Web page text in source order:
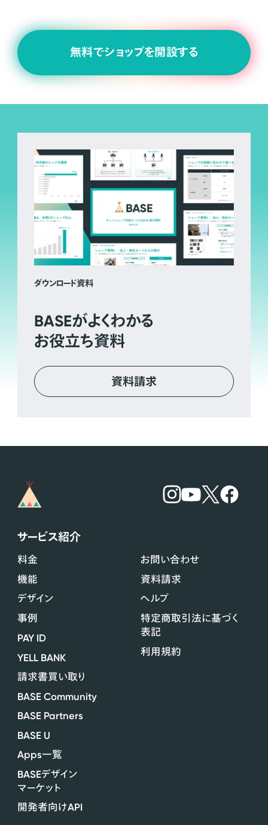
無料でショップを開設する
ダウンロード資料
BASEがよくわかる
お役立ち資料
資料請求
サービス紹介
料金
機能
デザイン
事例
PAY ID
YELL BANK
請求書買い取り
BASE Community
BASE Partners
BASE U
Apps一覧
BASEデザイン
マーケット
開発者向けAPI
お問い合わせ
資料請求
ヘルプ
特定商取引法に基づく
表記
利用規約